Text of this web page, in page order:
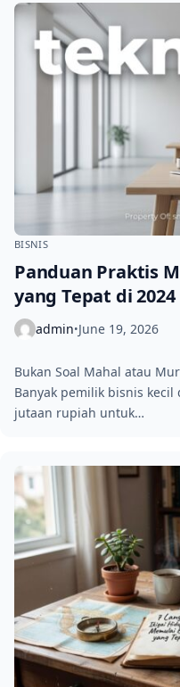
BISNIS
Panduan Praktis
yang Tepat di 2024
admin•June 19, 2026
Bukan Soal Mahal atau
Banyak pemilik bisnis
jutaan rupiah untuk…